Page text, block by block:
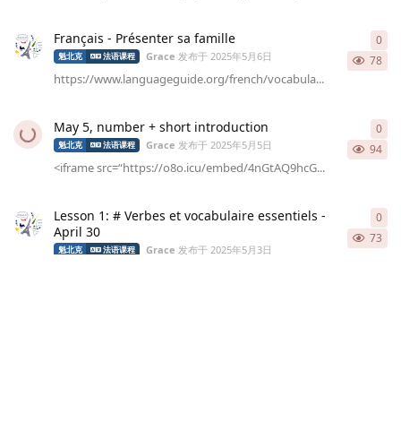
Français - Présenter sa famille
魁北克 法语课程 Grace 发布于 2025年5月6日 78
https://www.languageguide.org/french/vocabula...
0
May 5, number + short introduction
魁北克 法语课程 Grace 发布于 2025年5月5日 94
<iframe src=“https://o8o.icu/embed/4nGtAQ9hcG...
0
Lesson 1: # Verbes et vocabulaire essentiels -
April 30
魁北克 法语课程 Grace 发布于 2025年5月3日
73
0